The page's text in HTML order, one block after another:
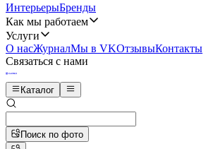
ИнтерьерыБренды
Как мы работаем
Услуги
О насЖурналМы в VKОтзывыКонтакты
Связаться с нами
Каталог
Поиск по фото